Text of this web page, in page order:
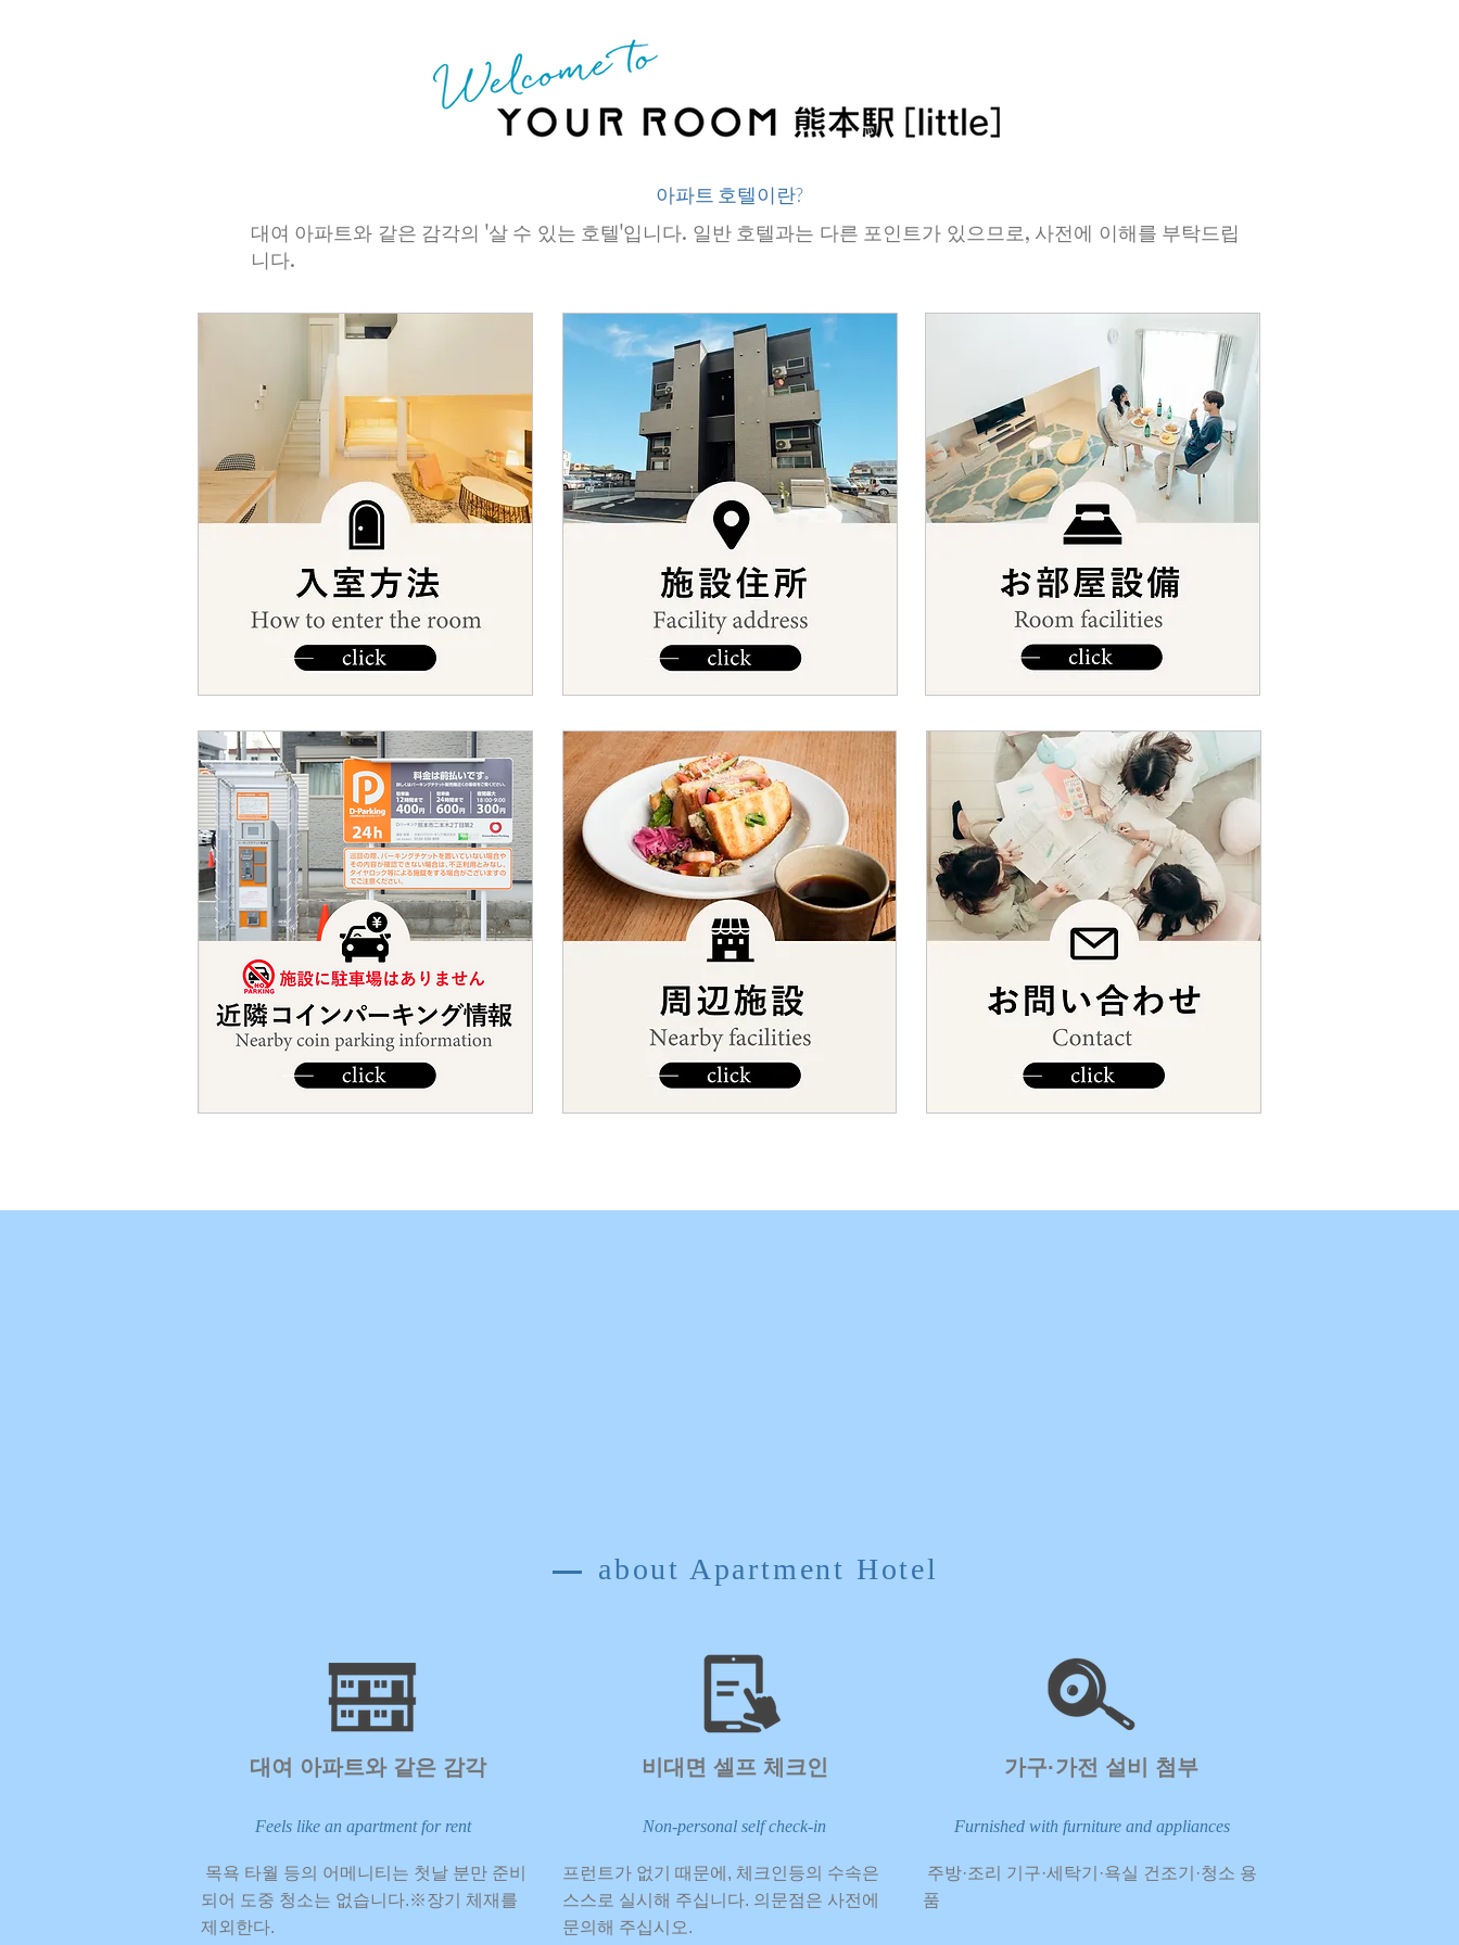
​ 아파트 호텔이란?
​대여 아파트와 같은 감각의 '살 수 있는 호텔'입니다. 일반 호텔과는 다른 포인트가 있으므로, 사전에 이해를 부탁드립
니다.
​대여 아파트와 같은 감각
Feels like an apartment for rent
​ 목욕 타월 등의 어메니티는 첫날 분만 준비
되어 도중 청소는 없습니다.※장기 체재를
제외한다.
about Apartment Hotel
​비대면 셀프 체크인
Non-personal self check-in
​프런트가 없기 때문에, 체크인등의 수속은
스스로 실시해 주십니다. 의문점은 사전에
문의해 주십시오.
​가구·가전 설비 첨부
Furnished with furniture and appliances
​ 주방·조리 기구·세탁기·욕실 건조기·청소 용
품